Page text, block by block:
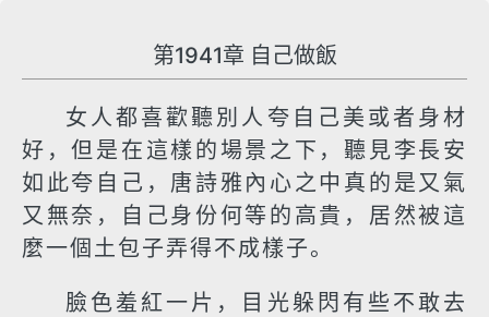
第1941章 自己做飯
女人都喜歡聽別人夸自己美或者身材
好，但是在這樣的場景之下，聽見李長安
如此夸自己，唐詩雅內心之中真的是又氣
又無奈，自己身份何等的高貴，居然被這
麼一個土包子弄得不成樣子。
臉色羞紅一片，目光躲閃有些不敢去